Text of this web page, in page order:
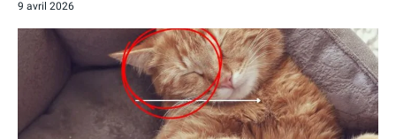
9 avril 2026